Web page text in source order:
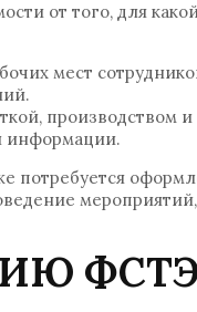
от того, для
мест
производством и
информации.
потребуется
мероприятий,